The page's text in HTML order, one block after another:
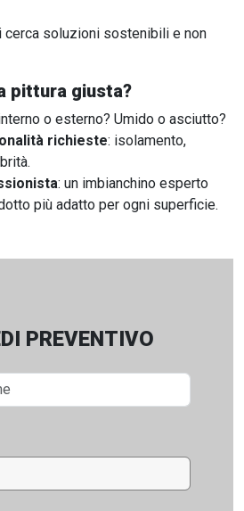
cerca soluzioni sostenibili e non
pittura giusta?
o esterno? Umido o asciutto?
richieste: isolamento,
: un imbianchino esperto
più adatto per ogni superficie.
PREVENTIVO